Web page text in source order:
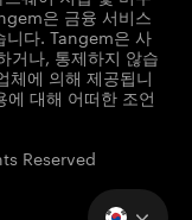
은 금융 서비스
니다. Tangem은 사
거나, 통제하지 않습
체에 의해 제공됩니
대해 어떠한 조언